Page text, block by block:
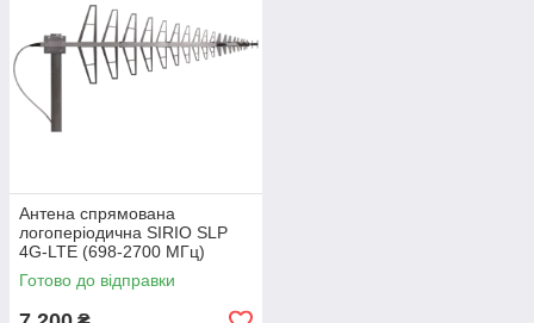
Антена спрямована
логоперіодична SIRIO SLP
4G-LTE (698-2700 МГц)
відеоканал БПЛА
Готово до відправки